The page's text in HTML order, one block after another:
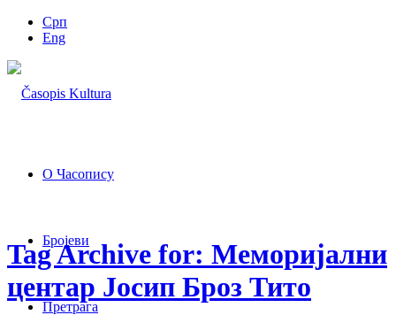
Срп
Eng
О Часопису
Бројеви
Претрага
Tag Archive for: Меморијални
центар Јосип Броз Тито